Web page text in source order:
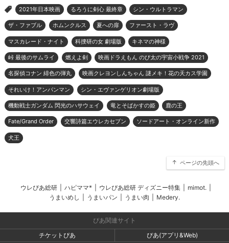
> 2021年日本映画 るろうに剣心 最終章 シン・ウルトラマン
ザ・ファブル ホムンクルス 夏への扉 ファースト・ラヴ
マスカレード・ナイト 科捜研の女 劇場版 キネマの神様
峠 最後のサムライ 燃えよ剣 映画ドラえもん のび太の宇宙小戦争 2021
名探偵コナン 緋色の弾丸 映画クレヨンしんちゃん 謎メキ！花の天カス学園
それいけ！アンパンマン シン・エヴァンゲリオン劇場版
機動戦士ガンダム 閃光のハサウェイ 竜とそばかすの姫 鹿の王
Fate/Grand Order 交響詩篇エウレカセブン ソードアート・オンライン新作
犬王
ページの先頭へ
ウレぴあ総研 ハピママ* ウレぴあ総研 ディズニー特集 mimot.
うまいめし
うまいパン うまい肉 Medery.
ぴあ関連サイト
チケットぴあ
ぴあ(アプリ&Web)